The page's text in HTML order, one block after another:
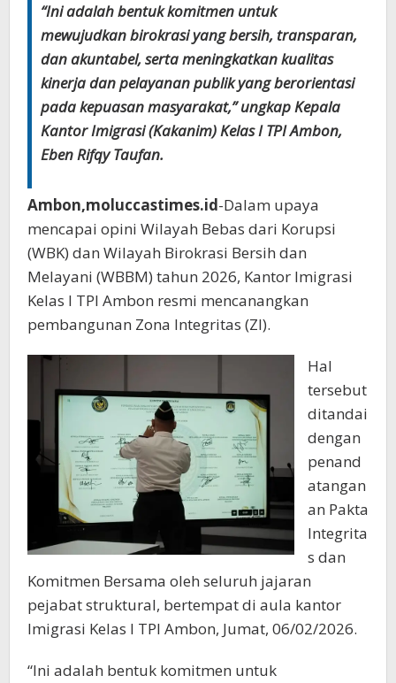
“Ini adalah bentuk komitmen untuk
mewujudkan birokrasi yang bersih, transparan,
dan akuntabel, serta meningkatkan kualitas
kinerja dan pelayanan publik yang berorientasi
pada kepuasan masyarakat,” ungkap Kepala
Kantor Imigrasi (Kakanim) Kelas I TPI Ambon,
Eben Rifqy Taufan.
Ambon,moluccastimes.id-Dalam upaya
mencapai opini Wilayah Bebas dari Korupsi
(WBK) dan Wilayah Birokrasi Bersih dan
Melayani (WBBM) tahun 2026, Kantor Imigrasi
Kelas I TPI Ambon resmi mencanangkan
pembangunan Zona Integritas (ZI).
Hal
tersebut
ditandai
dengan
penand
atangan
an Pakta
Integrita
s dan
Komitmen Bersama oleh seluruh jajaran
pejabat struktural, bertempat di aula kantor
Imigrasi Kelas I TPI Ambon, Jumat, 06/02/2026.
“Ini adalah bentuk komitmen untuk